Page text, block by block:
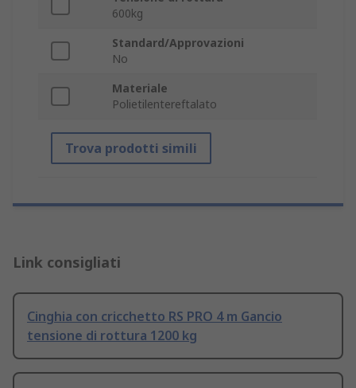
600kg
Standard/Approvazioni
No
Materiale
Polietilentereftalato
Trova prodotti simili
Link consigliati
Cinghia con cricchetto RS PRO 4 m Gancio
tensione di rottura 1200 kg